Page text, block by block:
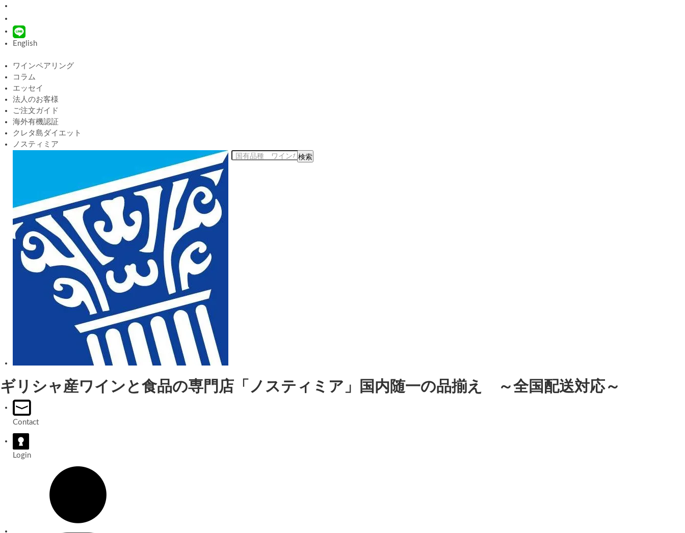
English
ワインペアリング
コラム
エッセイ
法人のお客様
ご注文ガイド
海外有機認証
クレタ島ダイエット
ノスティミア
ギリシャ産ワインと食品の専門店「ノスティミア」国内随一の品揃え ～全国配送対応～
Contact
Login